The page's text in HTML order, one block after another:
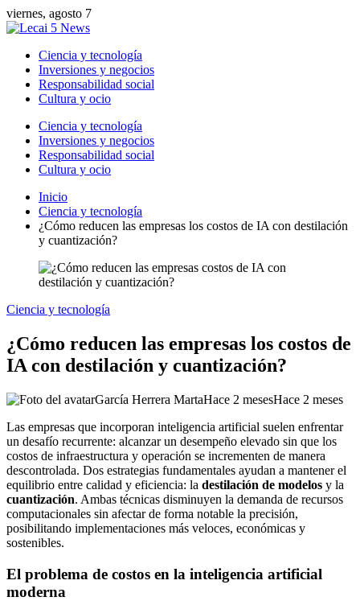
viernes, agosto 7
Ciencia y tecnología
Inversiones y negocios
Responsabilidad social
Cultura y ocio
Ciencia y tecnología
Inversiones y negocios
Responsabilidad social
Cultura y ocio
Inicio
Ciencia y tecnología
¿Cómo reducen las empresas los costos de IA con destilación
y cuantización?
Ciencia y tecnología
¿Cómo reducen las empresas los costos de
IA con destilación y cuantización?
García Herrera MartaHace 2 mesesHace 2 meses
Las empresas que incorporan inteligencia artificial suelen enfrentar
un desafío recurrente: alcanzar un desempeño elevado sin que los
costos de infraestructura y operación se incrementen de manera
descontrolada. Dos estrategias fundamentales ayudan a mantener el
equilibrio entre calidad y eficiencia: la destilación de modelos y la
cuantización. Ambas técnicas disminuyen la demanda de recursos
computacionales sin afectar de forma notable la precisión,
posibilitando implementaciones más veloces, económicas y
sostenibles.
El problema de costos en la inteligencia artificial
moderna